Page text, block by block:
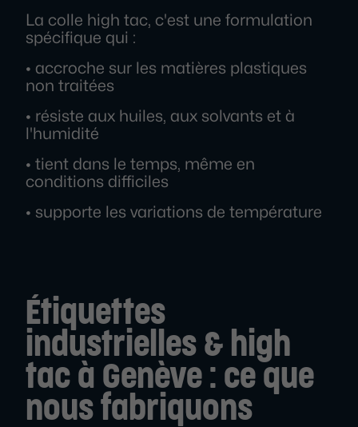
La colle high tac, c'est une formulation
spécifique qui :
• accroche sur les matières plastiques
non traitées
• résiste aux huiles, aux solvants et à
l'humidité
• tient dans le temps, même en
conditions difficiles
• supporte les variations de température
Étiquettes
industrielles & high
tac à Genève : ce que
nous fabriquons